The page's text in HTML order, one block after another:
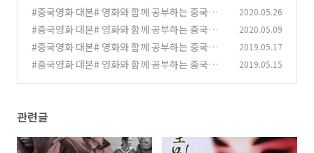
영화 《大象席地而坐, 코끼리는 그곳에 있어》
자막 대본
(10)
#중국영화 대본# 영화와 함께 공부하는 중국어,
영화 《霸王别姬 패왕별희》 자막대본
(4)
2020.05.26
#중국영화 대본# 영화와 함께 공부하는 중국어
《少年的你 소년적니》 영화 자막대본
(231)
2020.05.09
#중국영화 대본# 영화와 함께 공부하는 중국어
《功夫熊猫3 쿵푸팬더3》 영화자막 대본
(87)
2019.05.17
#중국영화 대본# 영화와 함께 공부하는 중국어,
2019.05.15
관련글